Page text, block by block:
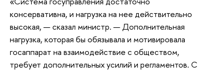
консервативна, и нагрузка на нее действительно
высокая, — сказал министр. — Дополнительная
нагрузка, которая бы обязывала и мотивировала
госаппарат на взаимодействие с обществом,
требует дополнительных усилий и регламентов. С